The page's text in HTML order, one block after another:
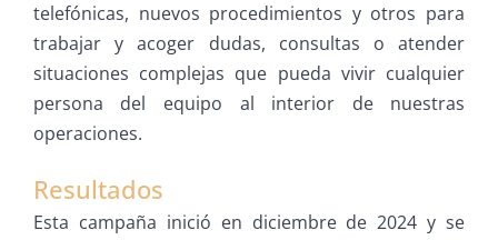
telefónicas, nuevos procedimientos y otros para
trabajar y acoger dudas, consultas o atender
situaciones complejas que pueda vivir cualquier
persona del equipo al interior de nuestras
operaciones.
Resultados
Esta campaña inició en diciembre de 2024 y se